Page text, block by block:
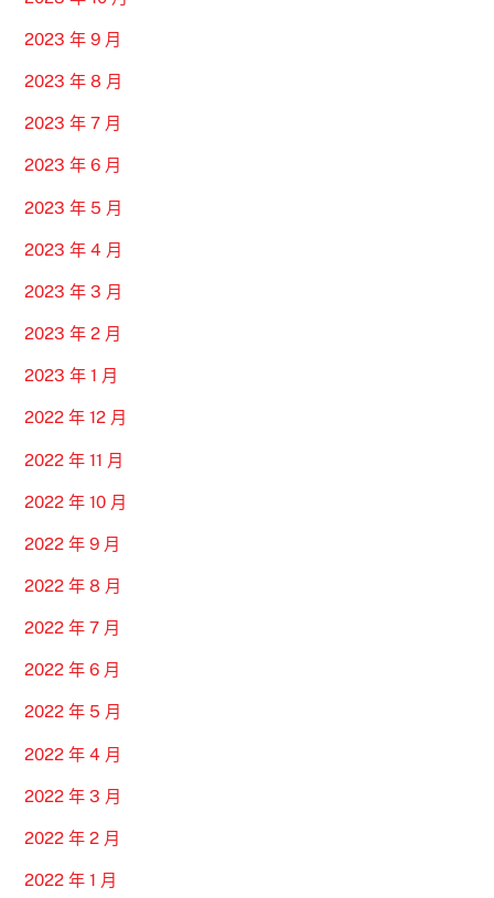
2023 年 9 月
2023 年 8 月
2023 年 7 月
2023 年 6 月
2023 年 5 月
2023 年 4 月
2023 年 3 月
2023 年 2 月
2023 年 1 月
2022 年 12 月
2022 年 11 月
2022 年 10 月
2022 年 9 月
2022 年 8 月
2022 年 7 月
2022 年 6 月
2022 年 5 月
2022 年 4 月
2022 年 3 月
2022 年 2 月
2022 年 1 月